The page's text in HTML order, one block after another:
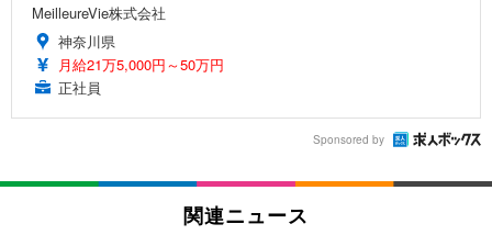
MeilleureVie株式会社
神奈川県
月給21万5,000円～50万円
正社員
Sponsored by
関連ニュース